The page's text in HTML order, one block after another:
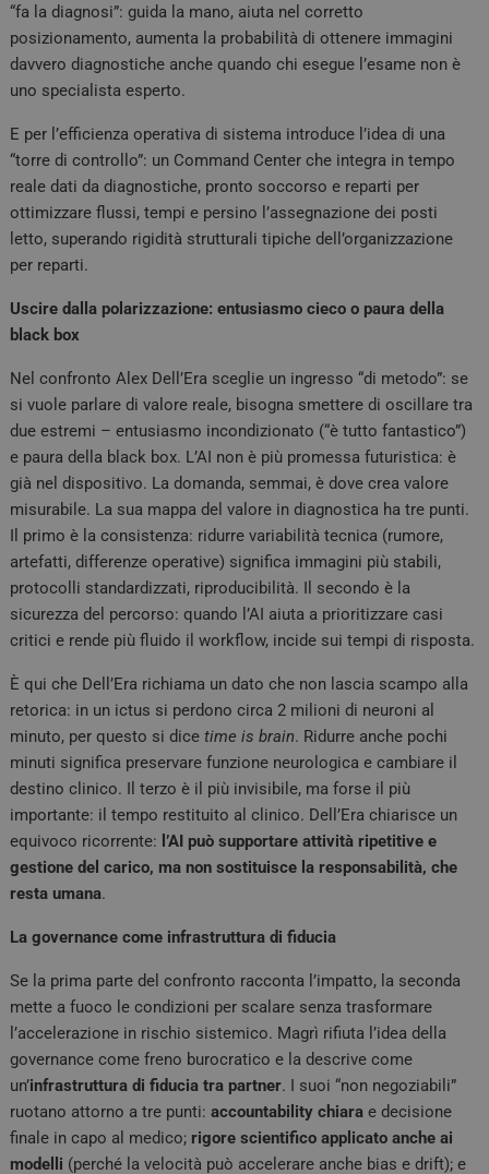
“fa la diagnosi”: guida la mano, aiuta nel corretto
posizionamento, aumenta la probabilità di ottenere immagini
davvero diagnostiche anche quando chi esegue l’esame non è
uno specialista esperto.
E per l’efficienza operativa di sistema introduce l’idea di una
“torre di controllo”: un Command Center che integra in tempo
reale dati da diagnostiche, pronto soccorso e reparti per
ottimizzare flussi, tempi e persino l’assegnazione dei posti
letto, superando rigidità strutturali tipiche dell’organizzazione
per reparti.
Uscire dalla polarizzazione: entusiasmo cieco o paura della
black box
Nel confronto Alex Dell’Era sceglie un ingresso “di metodo”: se
si vuole parlare di valore reale, bisogna smettere di oscillare tra
due estremi – entusiasmo incondizionato (“è tutto fantastico”)
e paura della black box. L’AI non è più promessa futuristica: è
già nel dispositivo. La domanda, semmai, è dove crea valore
misurabile. La sua mappa del valore in diagnostica ha tre punti.
Il primo è la consistenza: ridurre variabilità tecnica (rumore,
artefatti, differenze operative) significa immagini più stabili,
protocolli standardizzati, riproducibilità. Il secondo è la
sicurezza del percorso: quando l’AI aiuta a prioritizzare casi
critici e rende più fluido il workflow, incide sui tempi di risposta.
È qui che Dell’Era richiama un dato che non lascia scampo alla
retorica: in un ictus si perdono circa 2 milioni di neuroni al
minuto, per questo si dicetime is brain. Ridurre anche pochi
minuti significa preservare funzione neurologica e cambiare il
destino clinico. Il terzo è il più invisibile, ma forse il più
importante: il tempo restituito al clinico. Dell’Era chiarisce un
equivoco ricorrente: l’AI può supportare attività ripetitive e
gestione del carico, ma non sostituisce la responsabilità, che
resta umana.
La governance come infrastruttura di fiducia
Se la prima parte del confronto racconta l’impatto, la seconda
mette a fuoco le condizioni per scalare senza trasformare
l’accelerazione in rischio sistemico. Magrì rifiuta l’idea della
governance come freno burocratico e la descrive come
un’infrastruttura di fiducia tra partner. I suoi “non negoziabili”
ruotano attorno a tre punti:accountability chiara e decisione
finale in capo al medico; rigore scientifico applicato anche ai
modelli (perché la velocità può accelerare anche bias e drift); e